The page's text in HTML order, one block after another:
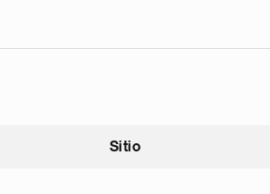
Sitio